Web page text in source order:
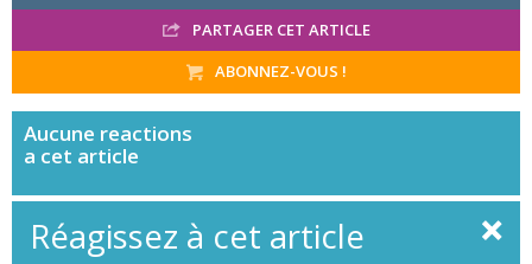
PARTAGER CET ARTICLE
ABONNEZ-VOUS !
Aucune reactions
a cet article
Réagissez à cet article